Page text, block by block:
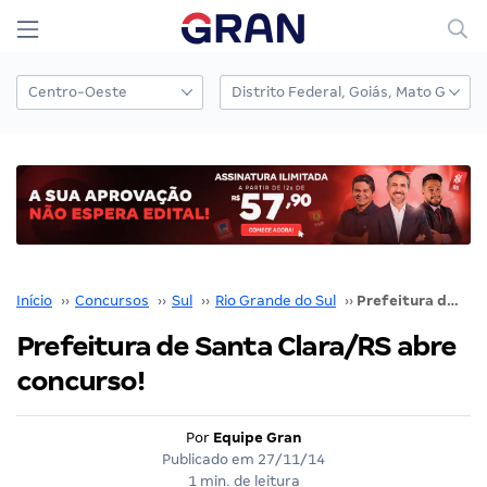
Início ›› Concursos ›› Sul ›› Rio Grande do Sul ›› Prefeitura de Santa Clara/RS abre concurso!
Prefeitura de Santa Clara/RS abre
concurso!
Por Equipe Gran
Publicado em 27/11/14
1 min. de leitura